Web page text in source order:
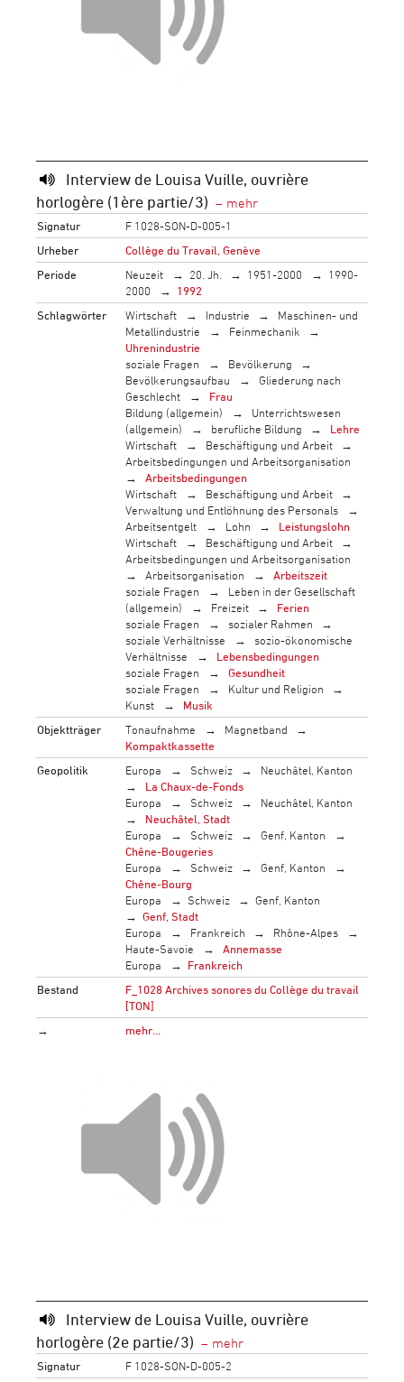
Interview de Louisa Vuille, ouvrière
horlogère (1ère partie/3)
Signatur
F 1028-SON-D-005-1
Urheber
Collège du Travail, Genève
Periode
Neuzeit 20. Jh. 1951-2000
1990-
2000
1992
Schlagwörter
Wirtschaft Industrie
Maschinen- und
Metallindustrie
Feinmechanik
Uhrenindustrie
soziale Fragen
Bevölkerung
Bevölkerungsaufbau
Gliederung nach
Geschlecht
Frau
Bildung (allgemein)
Unterrichtswesen
(allgemein)
berufliche Bildung
Lehre
Wirtschaft
Beschäftigung und Arbeit
Arbeitsbedingungen und Arbeitsorganisation
Arbeitsbedingungen
Wirtschaft
Beschäftigung und Arbeit
Verwaltung und Entlöhnung des Personals
Arbeitsentgelt
Lohn
Leistungslohn
Wirtschaft
Beschäftigung und Arbeit
Arbeitsbedingungen und Arbeitsorganisation
Arbeitsorganisation
Arbeitszeit
soziale Fragen
Leben in der Gesellschaft
(allgemein)
Freizeit
Ferien
soziale Fragen
sozialer Rahmen
soziale Verhältnisse
sozio-ökonomische
Verhältnisse
Lebensbedingungen
soziale Fragen
Gesundheit
soziale Fragen
Kultur und Religion
Kunst
Musik
Objektträger
Tonaufnahme
Magnetband
Kompaktkassette
Geopolitik
Europa Schweiz
Neuchâtel, Kanton
La Chaux-de-Fonds
Europa
Schweiz
Neuchâtel, Kanton
Neuchâtel, Stadt
Europa
Schweiz
Genf, Kanton
Chêne-Bougeries
Europa
Schweiz
Genf, Kanton
Chêne-Bourg
Europa
Schweiz
Genf, Kanton
Genf, Stadt
Europa
Frankreich
Rhône-Alpes
Haute-Savoie
Annemasse
Europa
Frankreich
Bestand
F_1028 Archives sonores du Collège du travail
[TON]
→
mehr…
Interview de Louisa Vuille, ouvrière
horlogère (2e partie/3)
Signatur
F 1028-SON-D-005-2